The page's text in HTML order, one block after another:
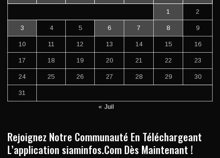
1 2
3 4 5 6 7 8 9
10 11 12 13 14 15 16
17 18 19 20 21 22 23
24 25 26 27 28 29 30
31
« Juil
Rejoignez Notre Communauté En Téléchargeant
L’application siaminfos.Com Dès Maintenant !